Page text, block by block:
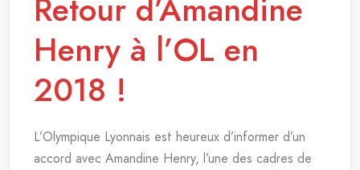
Retour d’Amandine
Henry à l’OL en
2018 !
L’Olympique Lyonnais est heureux d’informer d’un
accord avec Amandine Henry, l’une des cadres de